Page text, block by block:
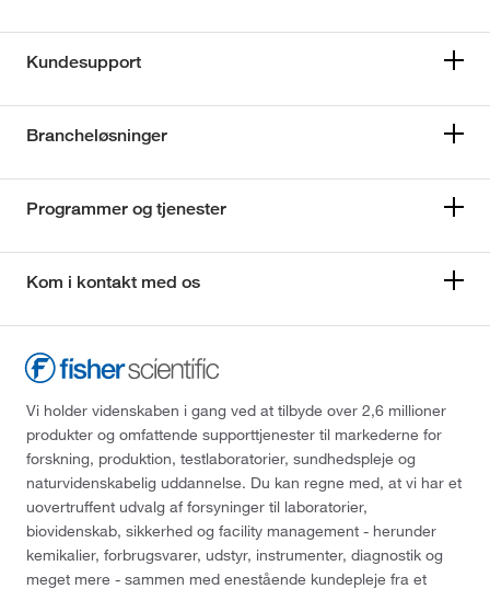
Kundesupport
Brancheløsninger
Programmer og tjenester
Kom i kontakt med os
Vi holder videnskaben i gang ved at tilbyde over 2,6 millioner
produkter og omfattende supporttjenester til markederne for
forskning, produktion, testlaboratorier, sundhedspleje og
naturvidenskabelig uddannelse. Du kan regne med, at vi har et
uovertruffent udvalg af forsyninger til laboratorier,
biovidenskab, sikkerhed og facility management - herunder
kemikalier, forbrugsvarer, udstyr, instrumenter, diagnostik og
meget mere - sammen med enestående kundepleje fra et